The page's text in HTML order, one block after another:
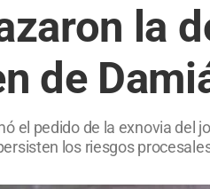
la
de
el pedido de la exnovia del
los riesgos